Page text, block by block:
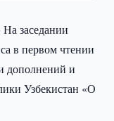
На заседании
в первом чтении
дополнений и
Узбекистан «О